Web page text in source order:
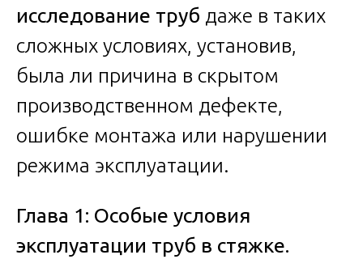
исследование труб даже в таких
сложных условиях, установив,
была ли причина в скрытом
производственном дефекте,
ошибке монтажа или нарушении
режима эксплуатации.
Глава 1: Особые условия
эксплуатации труб в стяжке.